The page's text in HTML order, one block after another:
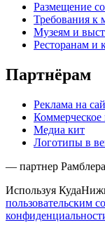
Размещение
Требования к
Музеям и
Ресторанам и
Партнёрам
Реклама на
Медиа кит
Логотипы в
— партнер Рамблера
Используя
пользовательским